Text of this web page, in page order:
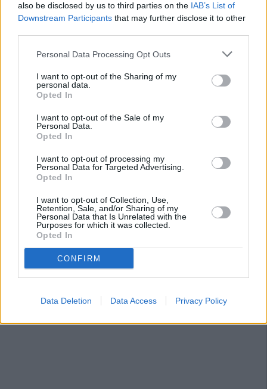
also be disclosed by us to third parties on the IAB’s List of
Downstream Participants that may further disclose it to other
Personal Data Processing Opt Outs
I want to opt-out of the Sharing of my
personal data.
Opted In
I want to opt-out of the Sale of my
Personal Data.
Opted In
I want to opt-out of processing my
Personal Data for Targeted Advertising.
Opted In
I want to opt-out of Collection, Use,
Retention, Sale, and/or Sharing of my
Personal Data that Is Unrelated with the
Purposes for which it was collected.
Opted In
CONFIRM
Data Deletion Data Access Privacy Policy
18 NOV 2015 / 15:50 H.